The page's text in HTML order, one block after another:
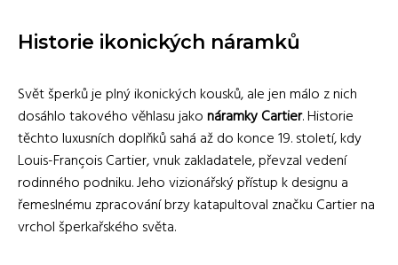
Historie ikonických náramků
Svět šperků je plný ikonických kousků, ale jen málo z nich
dosáhlo takového věhlasu jakonáramky Cartier. Historie
těchto luxusních doplňků sahá až do konce 19. století, kdy
Louis-François Cartier, vnuk zakladatele, převzal vedení
rodinného podniku. Jeho vizionářský přístup k designu a
řemeslnému zpracování brzy katapultoval značku Cartier na
vrchol šperkařského světa.